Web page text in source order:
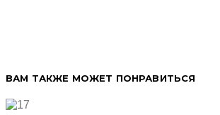
ВАМ ТАКЖЕ МОЖЕТ ПОНРАВИТЬСЯ